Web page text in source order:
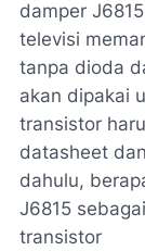
damper
televisi
tanpa dioda
akan dipakai
transistor
datasheet
dahulu,
J6815
transistor